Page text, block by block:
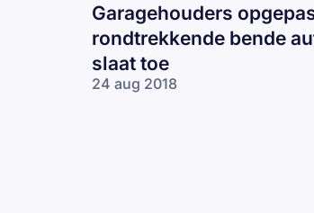
Garagehouders
rondtrekkende bende
slaat toe
24 aug 2018